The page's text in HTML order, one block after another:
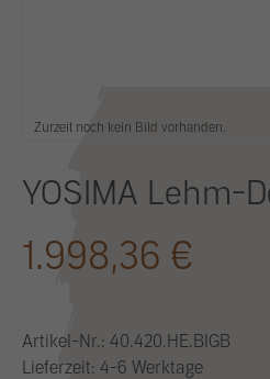
Zurzeit noch kein Bild vorhanden.
YOSIMA Lehm-
1.998,36 €
Artikel-Nr.: 40.420.HE.BIGB
Lieferzeit: 4-6 Werktage